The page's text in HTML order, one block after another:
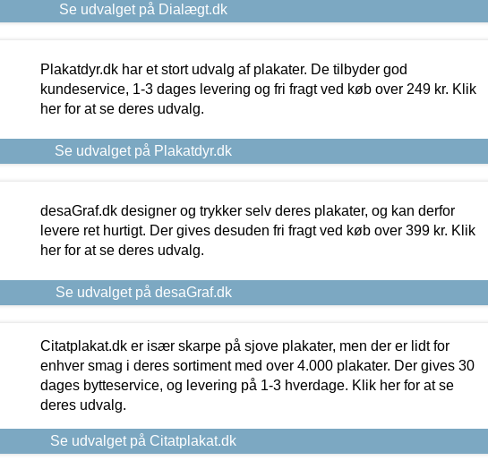
Se udvalget på Dialægt.dk
Plakatdyr.dk har et stort udvalg af plakater. De tilbyder god
kundeservice, 1-3 dages levering og fri fragt ved køb over 249 kr. Klik
her for at se deres udvalg.
Se udvalget på Plakatdyr.dk
desaGraf.dk designer og trykker selv deres plakater, og kan derfor
levere ret hurtigt. Der gives desuden fri fragt ved køb over 399 kr. Klik
her for at se deres udvalg.
Se udvalget på desaGraf.dk
Citatplakat.dk er især skarpe på sjove plakater, men der er lidt for
enhver smag i deres sortiment med over 4.000 plakater. Der gives 30
dages bytteservice, og levering på 1-3 hverdage. Klik her for at se
deres udvalg.
Se udvalget på Citatplakat.dk